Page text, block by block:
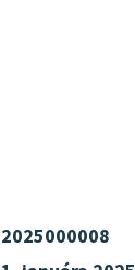
2025000008